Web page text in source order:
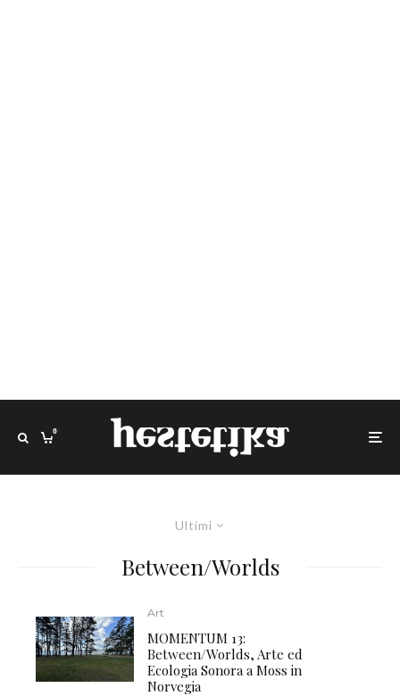
0
Ultimi
Between/Worlds
Art
MOMENTUM 13:
Between/Worlds, Arte ed
Ecologia Sonora a Moss in
Norvegia